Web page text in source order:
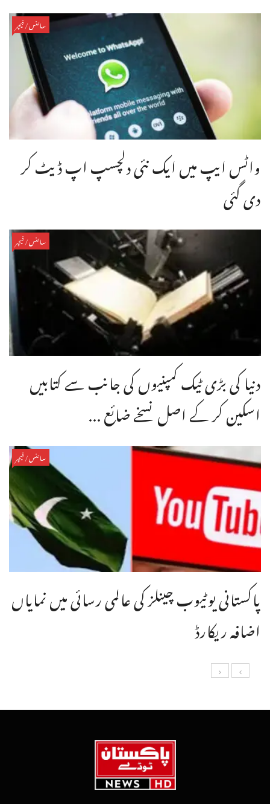
سائنس/فیچر
واٹس ایپ میں ایک نئی دلچسپ اپ ڈیٹ کر
دی گئی
سائنس/فیچر
دنیا کی بڑی ٹیک کمپنیوں کی جانب سے کتابیں
اسکین کر کے اصل نسخے ضائع ...
سائنس/فیچر
پاکستانی یوٹیوب چینلز کی عالمی رسائی میں نمایاں
اضافہ ریکارڈ